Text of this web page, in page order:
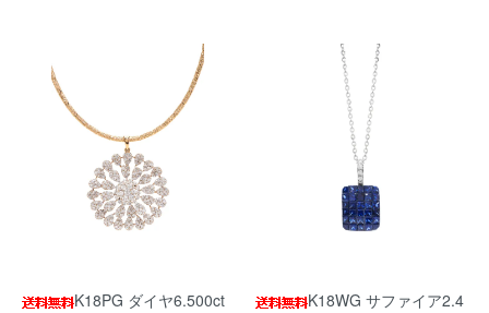
K18PG ダイヤ6.500ct
K18WG サファイア2.4